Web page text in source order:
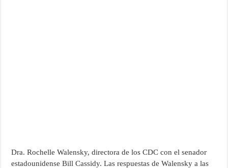
Dra. Rochelle Walensky, directora de los CDC con el senador
estadounidense Bill Cassidy. Las respuestas de Walensky a las